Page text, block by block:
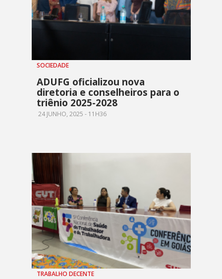
SOCIEDADE
ADUFG oficializou nova
diretoria e conselheiros para o
triênio 2025-2028
24 JUNHO, 2025 - 11H36
TRABALHO DECENTE